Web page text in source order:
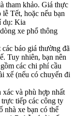
tham khảo. Giá thực
Tết, hoặc nếu bạn
dụ: Kia
xe phổ thông
các báo giá thường đã
Tuy nhiên, bạn nên
các chi phí cầu
xế (nếu có chuyến đi
và phù hợp nhất
tiếp các công ty
nhà xe bạn có thể